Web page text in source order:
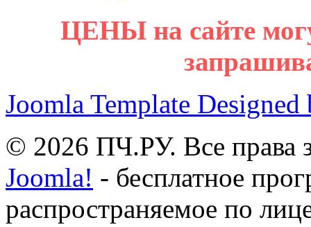
ЦЕНЫ на сайте
Joomla Template Designed
© 2026 ПЧ.РУ. Все права
Joomla! - бесплатное
распространяемое по